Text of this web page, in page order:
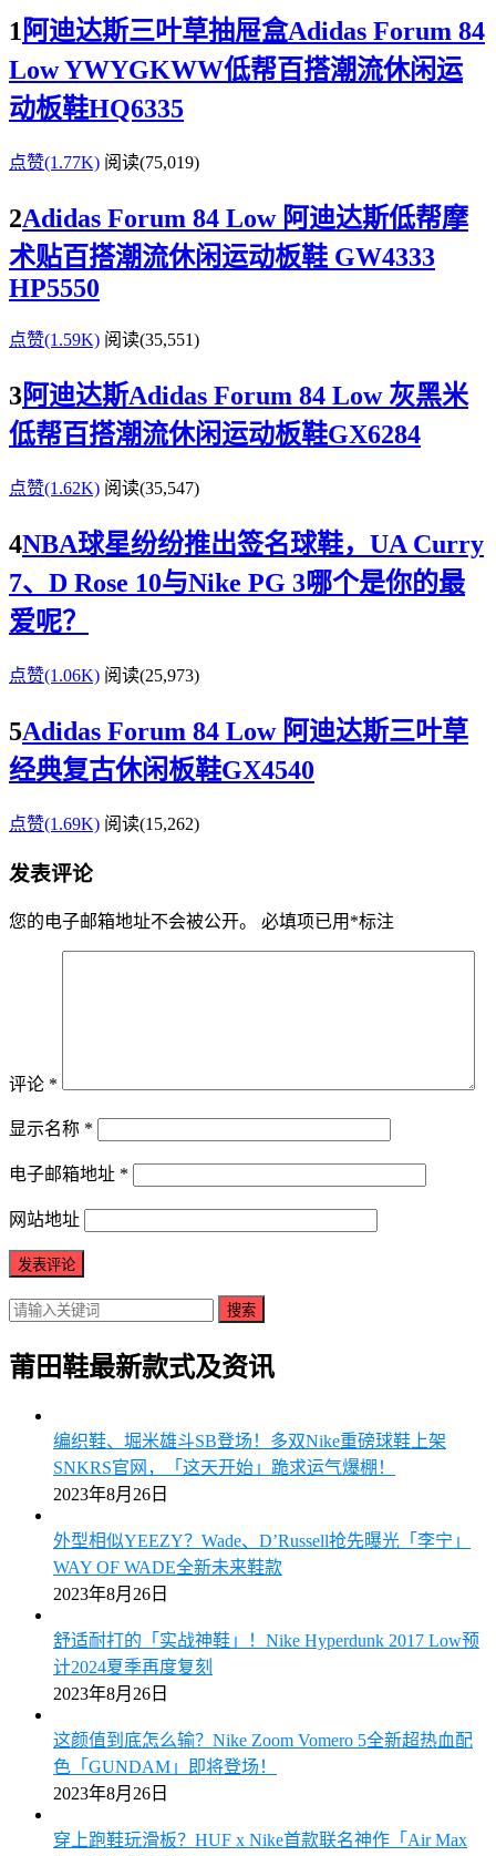
1 阿迪达斯三叶草抽屉盒Adidas Forum 84
Low YWYGKWW低帮百搭潮流休闲运
动板鞋HQ6335
点赞(1.77K) 阅读(75,019)
2Adidas Forum 84 Low 阿迪达斯低帮摩
术贴百搭潮流休闲运动板鞋 GW4333
HP5550
点赞(1.59K) 阅读(35,551)
3阿迪达斯Adidas Forum 84 Low 灰黑米
低帮百搭潮流休闲运动板鞋GX6284
点赞(1.62K) 阅读(35,547)
4NBA球星纷纷推出签名球鞋，UA Curry
7、D Rose 10与Nike PG 3哪个是你的最
爱呢？
点赞(1.06K) 阅读(25,973)
5Adidas Forum 84 Low 阿迪达斯三叶草
经典复古休闲板鞋GX4540
点赞(1.69K) 阅读(15,262)
发表评论
您的电子邮箱地址不会被公开。 必填项已用 *标注
评论 *
显示名称 *
电子邮箱地址 *
网站地址
搜索
莆田鞋最新款式及资讯
编织鞋、堀米雄斗SB登场！多双Nike重磅球鞋上架
SNKRS官网，「这天开始」跪求运气爆棚！
2023年8月26日
外型相似YEEZY？Wade、D’Russell抢先曝光「李宁」
WAY OF WADE全新未来鞋款
2023年8月26日
舒适耐打的「实战神鞋」！Nike Hyperdunk 2017 Low预
计2024夏季再度复刻
2023年8月26日
这颜值到底怎么输？Nike Zoom Vomero 5全新超热血配
色「GUNDAM」即将登场！
2023年8月26日
穿上跑鞋玩滑板？HUF x Nike首款联名神作「Air Max